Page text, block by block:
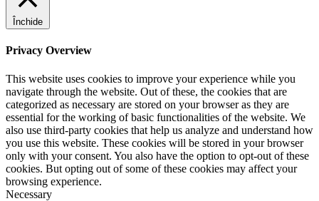
Închide
Privacy Overview
This website uses cookies to improve your experience while you
navigate through the website. Out of these, the cookies that are
categorized as necessary are stored on your browser as they are
essential for the working of basic functionalities of the website. We
also use third-party cookies that help us analyze and understand how
you use this website. These cookies will be stored in your browser
only with your consent. You also have the option to opt-out of these
cookies. But opting out of some of these cookies may affect your
browsing experience.
Necessary